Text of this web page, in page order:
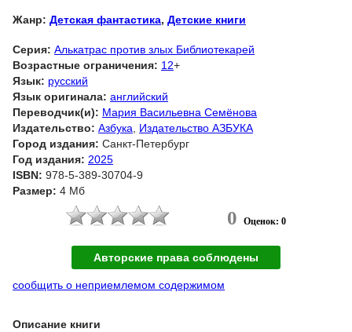
Жанр: Детская фантастика, Детские книги
Серия: Алькатрас против злых Библиотекарей
Возрастные ограничения: 12+
Язык: русский
Язык оригинала: английский
Переводчик(и): Мария Васильевна Семёнова
Издательство: Азбука
Издательство АЗБУКА
Город издания: Санкт-Петербург
Год издания: 2025
ISBN: 978-5-389-30704-9
Размер: 4 Мб
0 Оценок: 0
Авторские права соблюдены
сообщить о неприемлемом содержимом
Описание книги